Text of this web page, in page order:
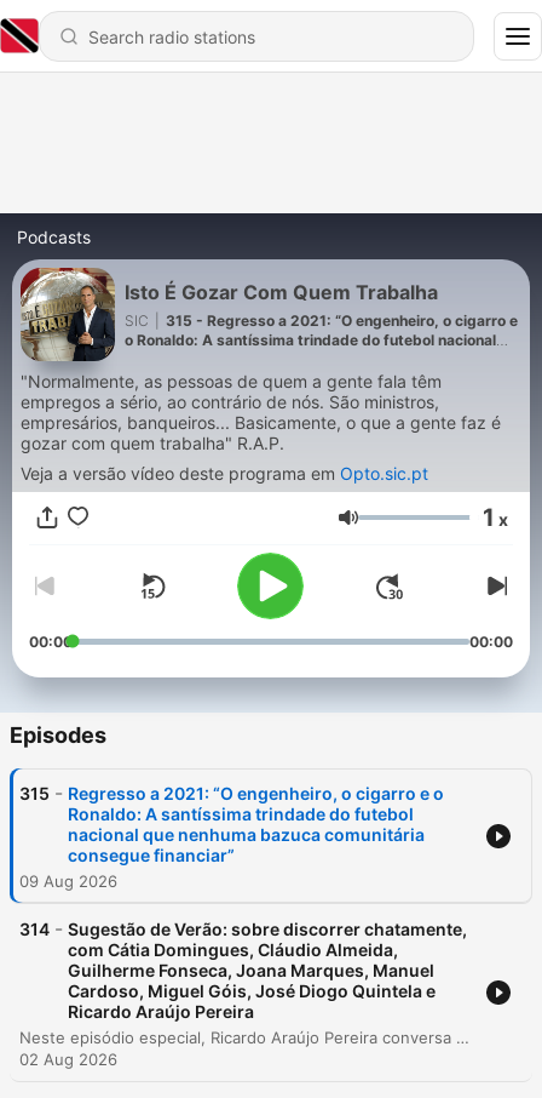
Podcasts
Isto É Gozar Com Quem Trabalha
SIC
315 - Regresso a 2021: “O engenheiro, o cigarro e
o Ronaldo: A santíssima trindade do futebol nacional
"Normalmente, as pessoas de quem a gente fala têm
empregos a sério, ao contrário de nós. São ministros,
empresários, banqueiros... Basicamente, o que a gente faz é
gozar com quem trabalha" R.A.P.
Veja a versão vídeo deste programa em Opto.sic.pt
Volume 1 x
00:00 00:00
Episodes
315 - Regresso a 2021: “O engenheiro, o cigarro e o
Ronaldo: A santíssima trindade do futebol
nacional que nenhuma bazuca comunitária
consegue financiar”
09 Aug 2026
314 - Sugestão de Verão: sobre discorrer chatamente,
com Cátia Domingues, Cláudio Almeida,
Guilherme Fonseca, Joana Marques, Manuel
Cardoso, Miguel Góis, José Diogo Quintela e
Ricardo Araújo Pereira
Neste episódio especial, Ricardo Araújo Pereira conversa com vários amigos e colegas sobre as origens do seu olhar humorístico e como a infância moldou o seu sentido de humor ou estratégias de sobrevivência social. Os relatos abrangem desde a impertinência perante a autoridade até à utilização da transgressão de regras familiares e mudanças geográficas. A discussão explora também as trajetórias de aprendizagem na comédia, destacando a importância da prática constante, do trabalho em equipa e da análise técnica de referências. O episódio encerra com um balanço sobre o processo de encontrar uma voz própria através da observação e transcrição.
02 Aug 2026